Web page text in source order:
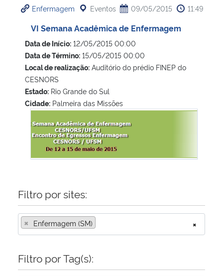
Ministério da Cidadania
Ministério de Minas e Energia
Ministério da Ciência, Tecnologia, Inovações e Comunicações
Ministério do Turismo
Controladoria-Geral da União
Ministério da Mulher, da Família e dos Direitos Humanos
Secretaria de Governo
Enfermagem Eventos 09/05/2015 11:49
VI Semana Acadêmica de Enfermagem
Data de Início: 12/05/2015 00:00
Data de Término: 15/05/2015 00:00
Local de realização: Auditório do prédio FINEP do
CESNORS
Estado: Rio Grande do Sul
Cidade: Palmeira das Missões
Filtro por sites:
×
× Enfermagem (SM)
Filtro por Tag(s):